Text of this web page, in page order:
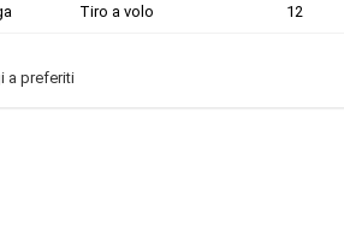
Tiro a volo 12
a preferiti